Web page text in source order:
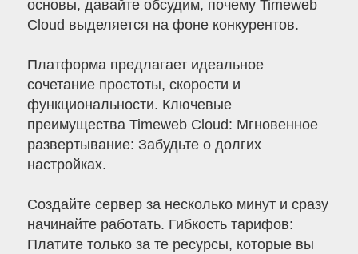
основы, давайте обсудим, почему Timeweb
Cloud выделяется на фоне конкурентов.
Платформа предлагает идеальное
сочетание простоты, скорости и
функциональности. Ключевые
преимущества Timeweb Cloud: Мгновенное
развертывание: Забудьте о долгих
настройках.
Создайте сервер за несколько минут и сразу
начинайте работать. Гибкость тарифов:
Платите только за те ресурсы, которые вы